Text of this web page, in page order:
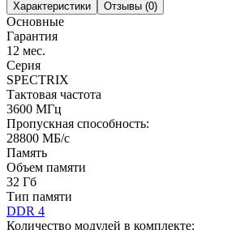
Характеристики Отзывы (0)
Основные
Гарантия
12 мес.
Серия
SPECTRIX
Тактовая частота
3600 МГц
Пропускная способность:
28800 МБ/с
Память
Объем памяти
32 Гб
Тип памяти
DDR 4
Количество модулей в комплекте: